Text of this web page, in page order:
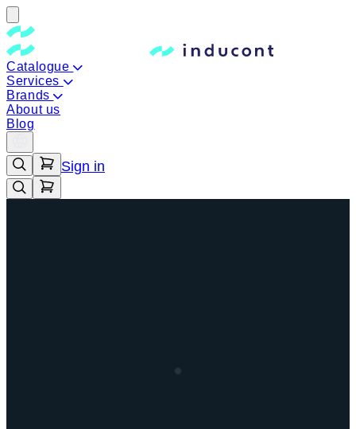
Catalogue
Services
Brands
About us
Blog
Sign in